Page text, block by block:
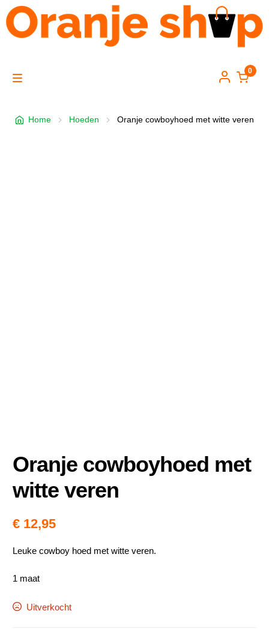
Skip
Skip
e
0
Home Hoeden Oranje cowboyhoed met witte veren
Oranje cowboyhoed met
witte veren
€ 12,95
Leuke cowboy hoed met witte veren.
1 maat
Uitverkocht